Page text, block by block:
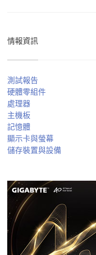
情報資訊
測試報告
硬體零組件
處理器
主機板
記憶體
顯示卡與螢幕
儲存裝置與設備